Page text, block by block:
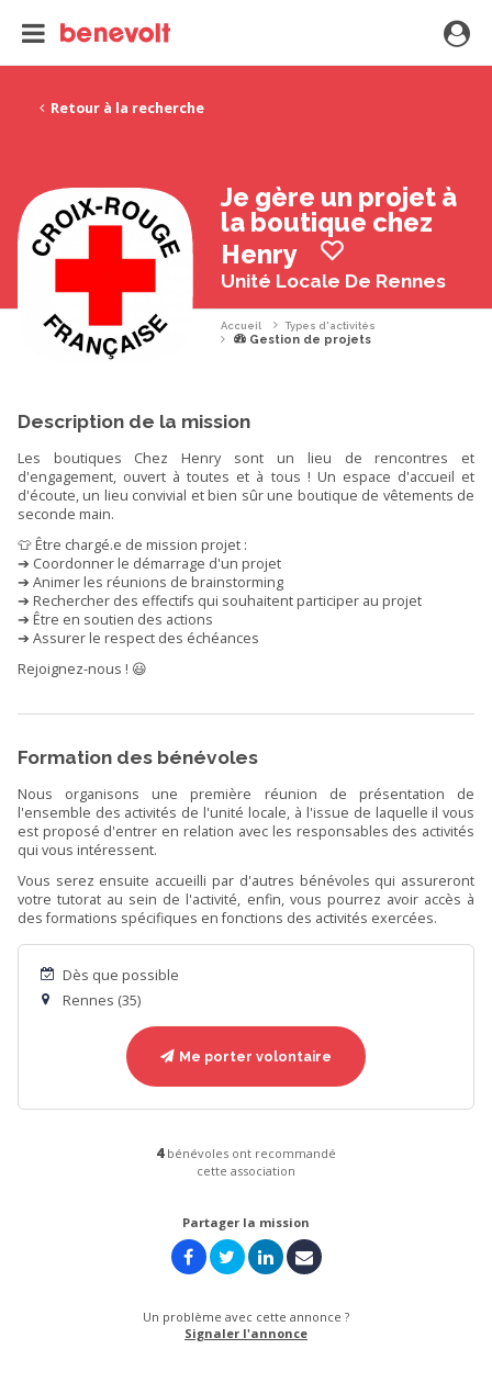
Retour à la recherche
Je gère un projet à
la boutique chez
Henry
Unité Locale De Rennes
Accueil Types d'activités
Gestion de projets
Description de la mission
Les boutiques Chez Henry sont un lieu de rencontres et
d'engagement, ouvert à toutes et à tous ! Un espace d'accueil et
d'écoute, un lieu convivial et bien sûr une boutique de vêtements de
seconde main.
👕 Être chargé.e de mission projet :
➔ Coordonner le démarrage d'un projet
➔ Animer les réunions de brainstorming
➔ Rechercher des effectifs qui souhaitent participer au projet
➔ Être en soutien des actions
➔ Assurer le respect des échéances
Rejoignez-nous ! 😃
Formation des bénévoles
Nous organisons une première réunion de présentation de
l'ensemble des activités de l'unité locale, à l'issue de laquelle il vous
est proposé d'entrer en relation avec les responsables des activités
qui vous intéressent.
Vous serez ensuite accueilli par d'autres bénévoles qui assureront
votre tutorat au sein de l'activité, enfin, vous pourrez avoir accès à
des formations spécifiques en fonctions des activités exercées.
Dès que possible
Rennes (35)
Me porter volontaire
4bénévoles ont recommandé
cette association
Partager la mission
Un problème avec cette annonce ?
Signaler l'annonce